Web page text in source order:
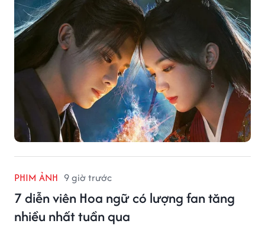
PHIM ẢNH 9 giờ trước
7 diễn viên Hoa ngữ có lượng fan tăng
nhiều nhất tuần qua